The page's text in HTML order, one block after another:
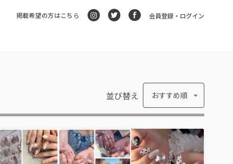
掲載希望の方はこちら 会員登録・ログイン
並び替え おすすめ順